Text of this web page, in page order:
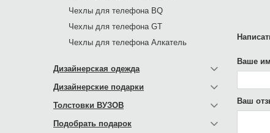
Ваше
Ваш
Чехлы для телефона BQ
Чехлы для телефона GT
Чехлы для телефона Алкатель
Дизайнерская одежда
Дизайнерские подарки
Толстовки ВУЗОВ
Подобрать подарок